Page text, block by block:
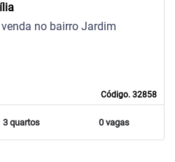
Código. 32858
no bairro Jardim
3 quartos 0 vagas